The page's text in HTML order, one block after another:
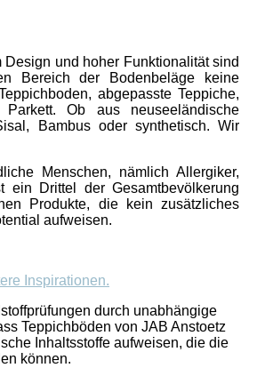
Design und hoher Funktionalität sind
Bereich der Bodenbeläge keine
abgepasste Teppiche,
Parkett. Ob aus neuseeländische
Bambus oder synthetisch. Wir
Menschen, nämlich Allergiker,
ein Drittel der Gesamtbevölkerung
Produkte, die kein zusätzliches
aufweisen.
Inspirationen.
durch unabhängige
Teppichböden von JAB Anstoetz
Inhaltsstoffe aufweisen, die die
können.